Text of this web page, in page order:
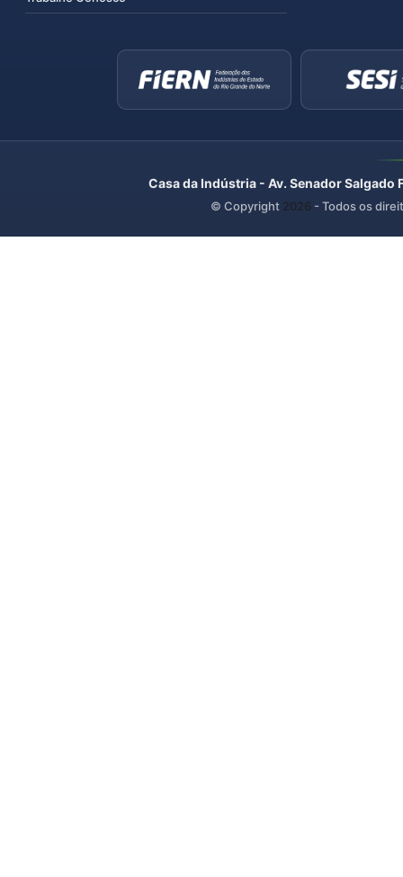
Casa da Indústria - Av. Senador
© Copyright 2026 - Todos os